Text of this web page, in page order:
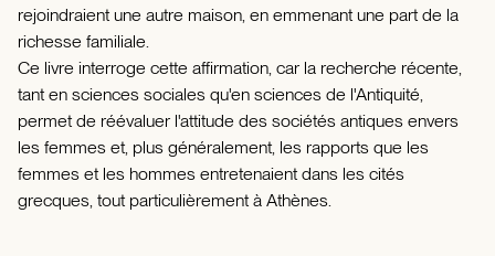
rejoindraient une autre maison, en emmenant une part de la
richesse familiale.
Ce livre interroge cette affirmation, car la recherche récente,
tant en sciences sociales qu'en sciences de l'Antiquité,
permet de réévaluer l'attitude des sociétés antiques envers
les femmes et, plus généralement, les rapports que les
femmes et les hommes entretenaient dans les cités
grecques, tout particulièrement à Athènes.